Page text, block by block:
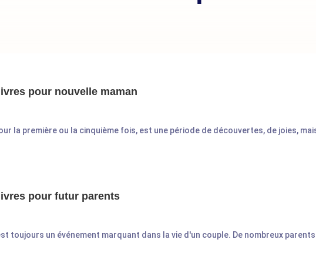
pour nouvelle maman
la première ou la cinquième fois, est une période de découvertes, de joies,
pour futur parents
toujours un événement marquant dans la vie d'un couple. De nombreux parents